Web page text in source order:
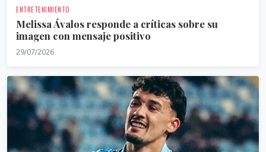
ENTRETENIMIENTO
Melissa Ávalos responde a críticas sobre su
imagen con mensaje positivo
29/07/2026